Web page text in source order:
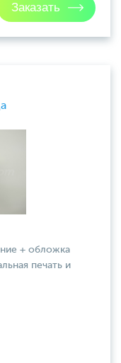
+ обложка
печать и